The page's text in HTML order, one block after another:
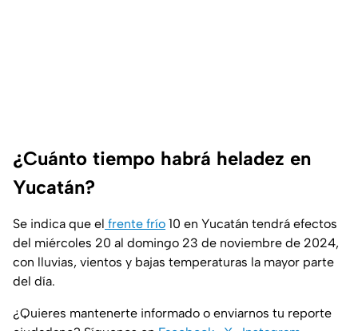
¿Cuánto tiempo habrá heladez en
Yucatán?
Se indica que el frente frío 10 en Yucatán tendrá efectos
del miércoles 20 al domingo 23 de noviembre de 2024,
con lluvias, vientos y bajas temperaturas la mayor parte
del día.
¿Quieres mantenerte informado o enviarnos tu reporte